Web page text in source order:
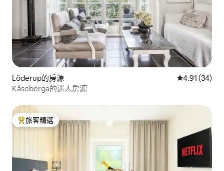
Löderup的房源 從 34 則評價
4.91 (34)
Kåseberga的迷人房源
旅客精選榜首
旅客精選